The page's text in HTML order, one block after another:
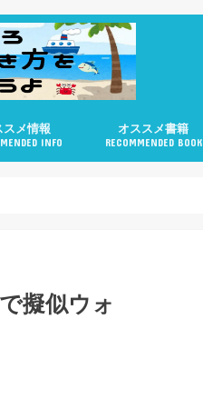
スメ情報
INFO
オススメ書籍
RECOMMENDED BOOK
擬似ウォ